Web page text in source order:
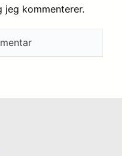
kommenterer.